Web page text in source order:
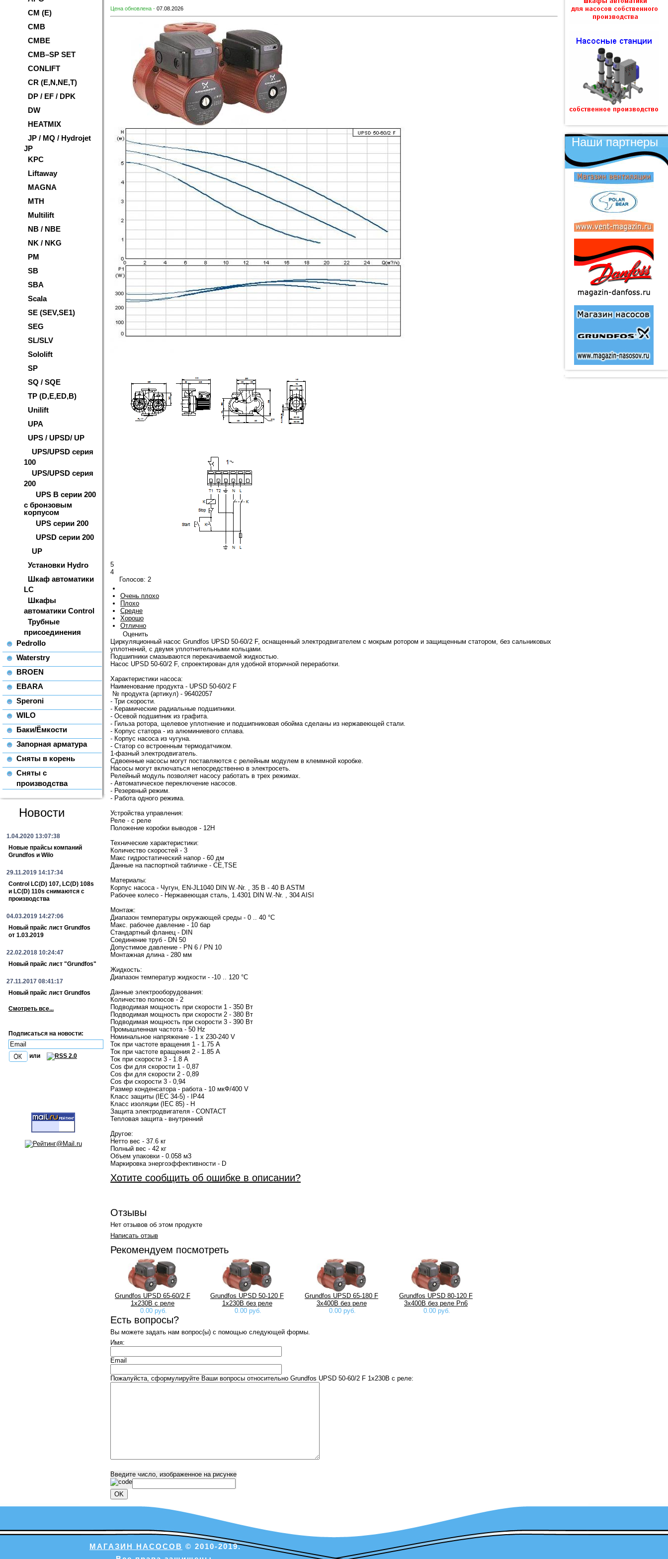
CM (E)
CMB
CMBE
CMB–SP SET
CONLIFT
CR (E,N,NE,T)
DP / EF / DPK
DW
HEATMIX
JP / MQ / Hydrojet
JP
KPC
Liftaway
MAGNA
MTH
Multilift
NB / NBE
NK / NKG
PM
SB
SBA
Scala
SE (SEV,SE1)
SEG
SL/SLV
Sololift
SP
SQ / SQE
TP (D,E,ED,B)
Unilift
UPA
UPS / UPSD/ UP
UPS/UPSD серия
100
UPS/UPSD серия
200
UPS B серии 200
с бронзовым
корпусом
UPS серии 200
UPSD серии 200
UP
Установки Hydro
Шкаф автоматики
LC
Шкафы
автоматики Control
Трубные
присоединения
Pedrollo
Waterstry
BROEN
EBARA
Speroni
WILO
Баки/Ёмкости
Запорная арматура
Сняты в корень
Сняты с
производства
Новости
1.04.2020 13:07:38
Новые прайсы компаний
Grundfos и Wilo
29.11.2019 14:17:34
Control LC(D) 107, LC(D) 108s
и LC(D) 110s снимаются с
производства
04.03.2019 14:27:06
Новый прайс лист Grundfos
от 1.03.2019
22.02.2018 10:24:47
Новый прайс лист "Grundfos"
27.11.2017 08:41:17
Новый прайс лист Grundfos
Смотреть все...
Подписаться на новости:
или
Наши партнеры
Цена обновлена - 07.08.2026
5
4
Голосов: 2
Очень плохо
Плохо
Средне
Хорошо
Отлично
Оценить
Циркуляционный насос Grundfos UPSD 50-60/2 F, оснащенный электродвигателем с мокрым ротором и защищенным статором, без сальниковых
уплотнений, с двумя уплотнительными кольцами.
Подшипники смазываются перекачиваемой жидкостью.
Насос UPSD 50-60/2 F, спроектирован для удобной вторичной переработки.
Характеристики насоса:
Наименование продукта - UPSD 50-60/2 F
№ продукта (артикул) - 96402057
- Три скорости.
- Керамические радиальные подшипники.
- Осевой подшипник из графита.
- Гильза ротора, щелевое уплотнение и подшипниковая обойма сделаны из нержавеющей стали.
- Корпус статора - из алюминиевого сплава.
- Корпус насоса из чугуна.
- Статор со встроенным термодатчиком.
1-фазный электродвигатель.
Сдвоенные насосы могут поставляются с релейным модулем в клеммной коробке.
Насосы могут включаться непосредственно в электросеть.
Релейный модуль позволяет насосу работать в трех режимах.
- Автоматическое переключение насосов.
- Резервный режим.
- Работа одного режима.
Устройства управления:
Реле - с реле
Положение коробки выводов - 12H
Технические характеристики:
Количество скоростей - 3
Макс гидростатический напор - 60 дм
Данные на паспортной табличке - CE,TSE
Материалы:
Корпус насоса - Чугун, EN-JL1040 DIN W.-Nr. , 35 B - 40 B ASTM
Рабочее колесо - Нержавеющая сталь, 1.4301 DIN W.-Nr. , 304 AISI
Монтаж:
Диапазон температуры окружающей среды - 0 .. 40 °C
Макс. рабочее давление - 10 бар
Стандартный фланец - DIN
Соединение труб - DN 50
Допустимое давление - PN 6 / PN 10
Монтажная длина - 280 мм
Жидкость:
Диапазон температур жидкости - -10 .. 120 °C
Данные электрооборудования:
Количество полюсов - 2
Подводимая мощность при скорости 1 - 350 Вт
Подводимая мощность при скорости 2 - 380 Вт
Подводимая мощность при скорости 3 - 390 Вт
Промышленная частота - 50 Hz
Номинальное напряжение - 1 x 230-240 V
Ток при частоте вращения 1 - 1.75 A
Ток при частоте вращения 2 - 1.85 A
Ток при скорости 3 - 1.8 A
Cos фи для скорости 1 - 0,87
Cos фи для скорости 2 - 0,89
Cos фи скорости 3 - 0,94
Размер конденсатора - работа - 10 мкФ/400 V
Класс защиты (IEC 34-5) - IP44
Класс изоляции (IEC 85) - H
Защита электродвигателя - CONTACT
Тепловая защита - внутренний
Другое:
Нетто вес - 37.6 кг
Полный вес - 42 кг
Объем упаковки - 0.058 м3
Маркировка энергоэффективности - D
Хотите сообщить об ошибке в описании?
Отзывы
Нет отзывов об этом продукте
Написать отзыв
Рекомендуем посмотреть
Grundfos UPSD 65-60/2 F
1x230B с реле
0.00 руб.
Grundfos UPSD 50-120 F
1x230B без реле
0.00 руб.
Grundfos UPSD 65-180 F
3x400B без реле
0.00 руб.
Grundfos UPSD 80-120 F
3x400B без реле Pn6
0.00 руб.
Есть вопросы?
Вы можете задать нам вопрос(ы) с помощью следующей формы.
Имя:
Email
Пожалуйста, сформулируйте Ваши вопросы относительно Grundfos UPSD 50-60/2 F 1x230B с реле:
Введите число, изображенное на рисунке
МАГАЗИН НАСОСОВ © 2010-2019.